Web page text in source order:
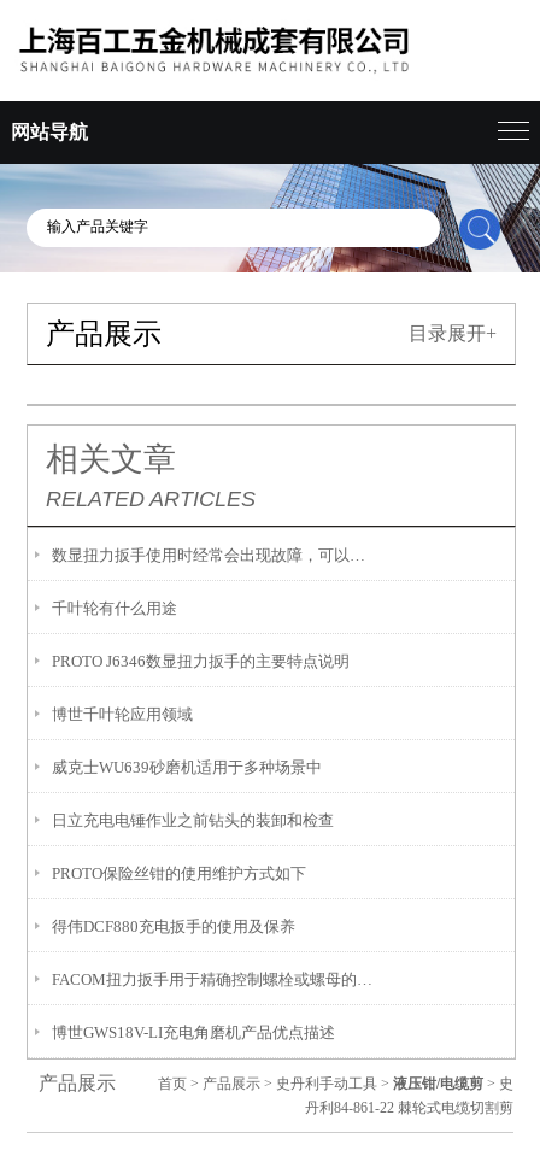
网站导航
产品展示 目录展开+
相关文章
RELATED ARTICLES
千叶轮有什么用途
PROTO J6346数显扭力扳手的主要特点说明
博世千叶轮应用领域
威克士WU639砂磨机适用于多种场景中
日立充电电锤作业之前钻头的装卸和检查
PROTO保险丝钳的使用维护方式如下
得伟DCF880充电扳手的使用及保养
博世GWS18V-LI充电角磨机产品优点描述
产品展示 首页> 产品展示> 史丹利手动工具> 液压钳/电缆剪> 史
丹利84-861-22 棘轮式电缆切割剪